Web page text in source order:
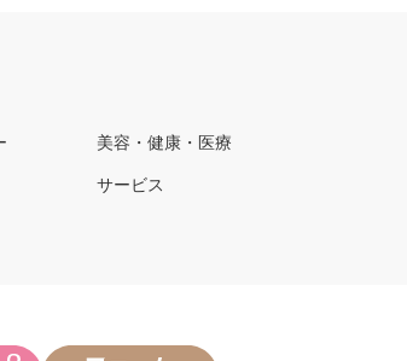
美容・健康・医療
サービス